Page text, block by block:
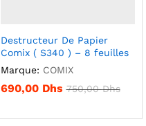
Destructeur De Papier
Comix ( S340 ) – 8 feuilles
Marque: COMIX
690,00 Dhs 750,00Dhs